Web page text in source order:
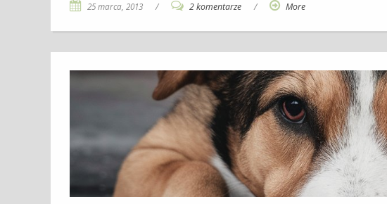
25 marca, 2013 / 2 komentarze / More